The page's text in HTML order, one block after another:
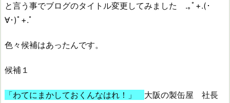
と言う事でブログのタイトル変更してみました .｡ﾟ+.(･
∀･)ﾟ+.ﾟ
色々候補はあったんです。
候補１
「わてにまかしておくんなはれ！」 大阪の製缶屋 社長